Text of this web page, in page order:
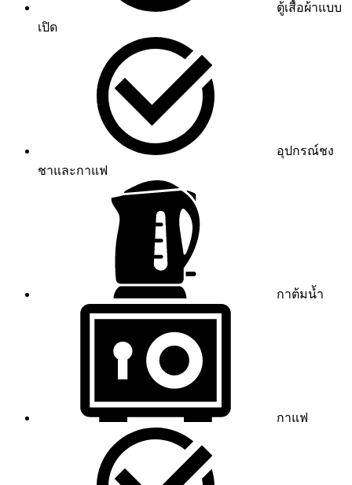
ตู้เสื้อผ้าแบบ
เปิด
อุปกรณ์ชง
ชาและกาแฟ
กาต้มน้ำ
กาแฟ